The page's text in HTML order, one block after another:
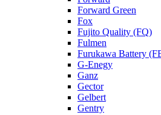
Forward Green
Fox
Fujito Quality (FQ)
Fulmen
Furukawa Battery
G-Enegy
Ganz
Gector
Gelbert
Gentry